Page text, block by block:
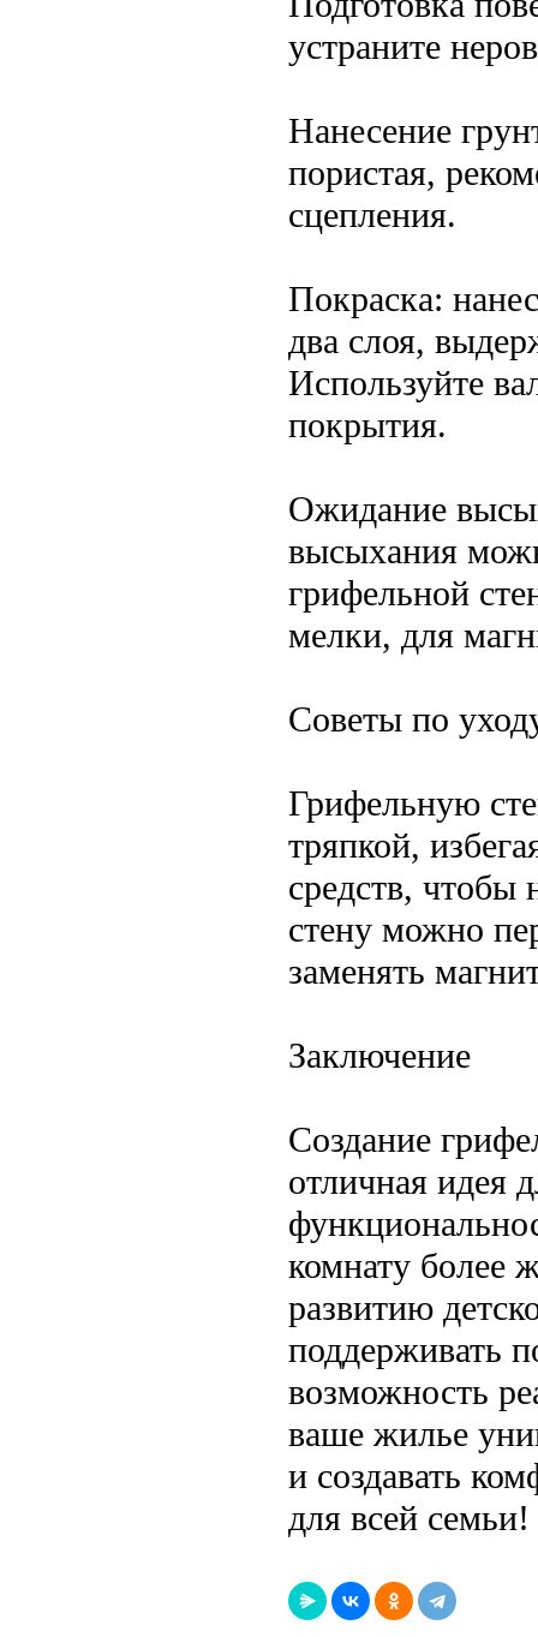
устраните
Нанесение
пористая,
сцепления.
Покраска:
два слоя,
Используйте
покрытия.
Ожидание
высыхания
грифельной
мелки, для
Советы по
Грифельную
тряпкой,
средств, чтобы
стену можно
заменять
Заключение
Создание
отличная идея
комнату более
развитию
поддерживать
возможность
ваше жилье
и создавать
для всей семьи!